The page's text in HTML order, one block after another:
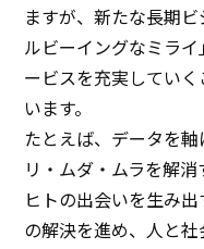
イノベーション
採用情報
ニュース
お問い合わせ
ますが、新たな長期
ルビーイングなミラ
ービスを充実してい
います。
たとえば、データを
リ・ムダ・ムラを解
ヒトの出会いを生み
の解決を進め、人と